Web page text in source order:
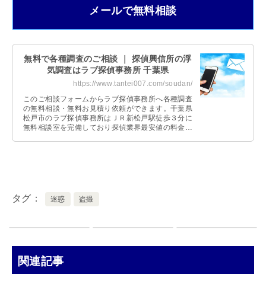
メールで無料相談
無料で各種調査のご相談 ｜ 探偵興信所の浮
気調査はラブ探偵事務所 千葉県
https://www.tantei007.com/soudan/
このご相談フォームからラブ探偵事務所へ各種調査
の無料相談・無料お見積り依頼ができます。千葉県
松戸市のラブ探偵事務所はＪＲ新松戸駅徒歩３分に
無料相談室を完備しており探偵業界最安値の料金体
タグ 迷惑 盗撮
関連記事